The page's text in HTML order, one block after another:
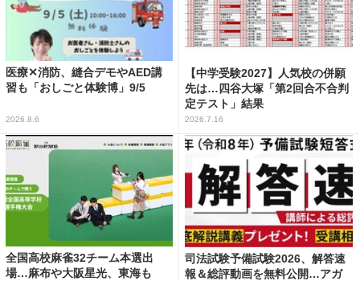
医療✕消防、縫合デモやAED講
習も「おしごと体験博」9/5
2026.8.6
【中学受験2027】人気校の併願
先は…四谷大塚「第2回合不合判
定テスト」結果
2026.7.16
全国高校麻雀32チーム本選出
場…麻布や大阪星光、東海も
司法試験予備試験2026、解答速
報＆総評動画を無料公開…アガ